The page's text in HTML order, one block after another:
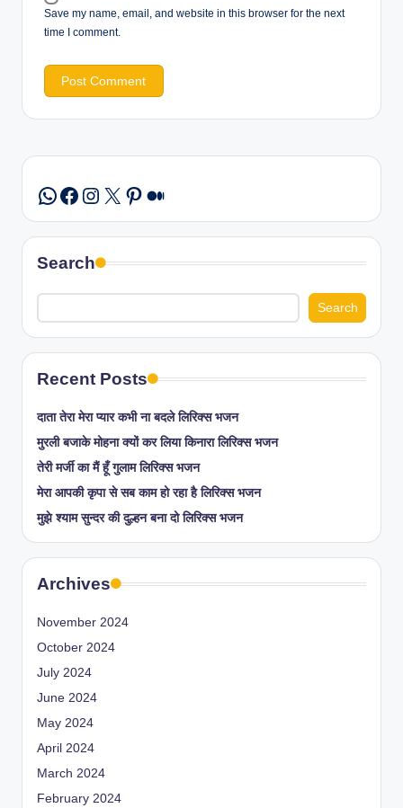
Save my name, email, and website in this browser for the next
time I comment.
WhatsApp
Facebook
Instagram
X Pinterest
Medium
Search
Search
Recent Posts
दाता तेरा मेरा प्यार कभी ना बदले लिरिक्स भजन
मुरली बजाके मोहना क्यों कर लिया किनारा लिरिक्स भजन
तेरी मर्जी का मैं हूँ गुलाम लिरिक्स भजन
मेरा आपकी कृपा से सब काम हो रहा है लिरिक्स भजन
मुझे श्याम सुन्दर की दुल्हन बना दो लिरिक्स भजन
Archives
November 2024
October 2024
July 2024
June 2024
May 2024
April 2024
March 2024
February 2024